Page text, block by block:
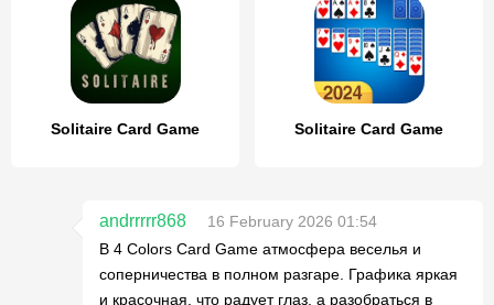
Solitaire Card Game Solitaire Card Game
andrrrrr868
16 February 2026 01:54
В 4 Colors Card Game атмосфера веселья и
соперничества в полном разгаре. Графика яркая
и красочная, что радует глаз, а разобраться в